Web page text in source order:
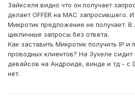
Зайкселя видно что он получает
делает OFFER на МАС запросившего.
Микротик предложение не получает. В
цикличные запросы без ответа.
Как заставить Микротик получить IP и
проводных клиентов? На Зухеле
девайсов на Андроиде, винде и тд - с
нет.